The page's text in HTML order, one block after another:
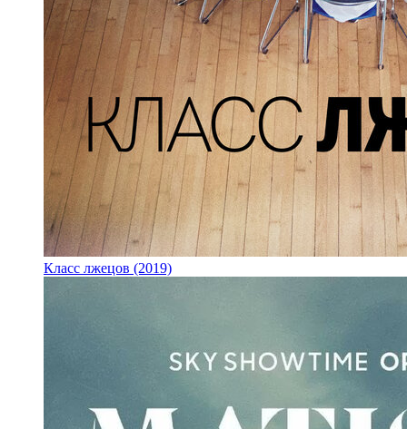
Класс лжецов (2019)